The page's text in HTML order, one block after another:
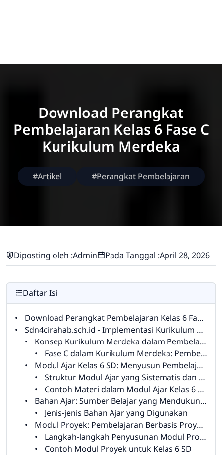
Download Perangkat
Pembelajaran Kelas 6 Fase C
Kurikulum Merdeka
#Artikel #Perangkat Pembelajaran
Diposting oleh :Admin Pada Tanggal :April 28, 2026
Daftar Isi
Download Perangkat Pembelajaran Kelas 6 Fase C Kurikulum Merdeka
Sdn4cirahab.sch.id - Implementasi Kurikulum Merdeka di Indonesia menandai perubahan besar dalam sistem pendidikan yang berfokus pada pengembangan kompetensi, kemandirian, dan kreativitas siswa. Dalam konteks Kurikulum Merdeka, perangkat pembelajaran memiliki peranan yang sangat penting, khususnya untuk guru kelas 6 SD atau fase C. Perangkat pembelajaran yang sesuai dengan kurikulum ini harus dirancang agar bisa mengakomodasi berbagai gaya belajar siswa dan mendukung pembelajaran yang lebih fleksibel serta terintegrasi dengan kehidupan sehari-hari.
Konsep Kurikulum Merdeka dalam Pembelajaran Guru Kelas 6 SD
Fase C dalam Kurikulum Merdeka: Pembelajaran yang Lebih Mendalam
Modul Ajar Kelas 6 SD: Menyusun Pembelajaran yang Efektif
Struktur Modul Ajar yang Sistematis dan Menarik
Contoh Materi dalam Modul Ajar Kelas 6 SD
Bahan Ajar: Sumber Belajar yang Mendukung Pembelajaran yang Menarik
Jenis-jenis Bahan Ajar yang Digunakan
Modul Proyek: Pembelajaran Berbasis Proyek untuk Mengembangkan Keterampilan Siswa
Langkah-langkah Penyusunan Modul Proyek
Contoh Modul Proyek untuk Kelas 6 SD